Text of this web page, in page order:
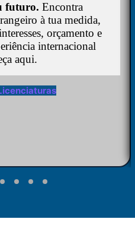
futuro. Encontra
à tua medida,
orçamento e
internacional
aqui.